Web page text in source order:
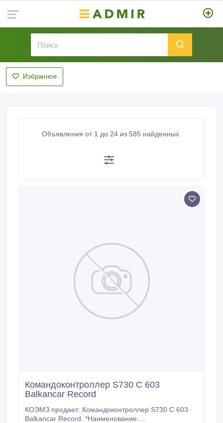
Избранное
Объявления от 1 до 24 из 585 найденных.
Командоконтроллер S730 С 603
Balkancar Record
КОЭМЗ продает: Командоконтроллер S730 С 603
Balkancar Record. *Наименование: